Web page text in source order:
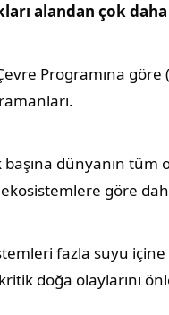
alandan çok
Programına
başına dünyanın
göre
fazla suyu
doğa olaylarını